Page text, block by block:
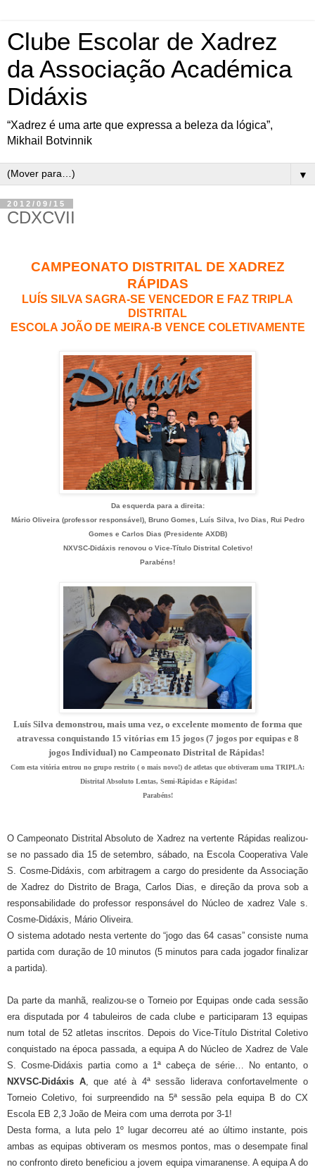
Clube Escolar de Xadrez
da Associação Académica
Didáxis
“Xadrez é uma arte que expressa a beleza da lógica”,
Mikhail Botvinnik
▼
2012/09/15
CDXCVII
CAMPEONATO DISTRITAL DE XADREZ
RÁPIDAS
LUÍS SILVA SAGRA-SE VENCEDOR E FAZ TRIPLA
DISTRITAL
ESCOLA JOÃO DE MEIRA-B VENCE COLETIVAMENTE
Da esquerda para a direita:
Mário Oliveira (professor responsável), Bruno Gomes, Luís Silva, Ivo Dias, Rui Pedro
Gomes e Carlos Dias (Presidente AXDB)
NXVSC-Didáxis renovou o Vice-Título Distrital Coletivo!
Parabéns!
Luís Silva demonstrou, mais uma vez, o excelente momento de forma que
atravessa conquistando 15 vitórias em 15 jogos (7 jogos por equipas e 8
jogos Individual) no Campeonato Distrital de Rápidas!
Com esta vitória entrou no grupo restrito ( o mais novo!) de atletas que obtiveram uma TRIPLA:
Distrital Absoluto Lentas, Semi-Rápidas e Rápidas!
Parabéns!
O Campeonato Distrital Absoluto de Xadrez na vertente Rápidas realizou-
se no passado dia 15 de setembro, sábado, na Escola Cooperativa Vale
S. Cosme-Didáxis, com arbitragem a cargo do presidente da Associação
de Xadrez do Distrito de Braga, Carlos Dias, e direção da prova sob a
responsabilidade do professor responsável do Núcleo de xadrez Vale s.
Cosme-Didáxis, Mário Oliveira.
O sistema adotado nesta vertente do “jogo das 64 casas” consiste numa
partida com duração de 10 minutos (5 minutos para cada jogador finalizar
a partida).
Da parte da manhã, realizou-se o Torneio por Equipas onde cada sessão
era disputada por 4 tabuleiros de cada clube e participaram 13 equipas
num total de 52 atletas inscritos. Depois do Vice-Título Distrital Coletivo
conquistado na época passada, a equipa A do Núcleo de Xadrez de Vale
S. Cosme-Didáxis partia como a 1ª cabeça de série… No entanto, o
NXVSC-Didáxis A, que até à 4ª sessão liderava confortavelmente o
Torneio Coletivo, foi surpreendido na 5ª sessão pela equipa B do CX
Escola EB 2,3 João de Meira com uma derrota por 3-1!
Desta forma, a luta pelo 1º lugar decorreu até ao último instante, pois
ambas as equipas obtiveram os mesmos pontos, mas o desempate final
no confronto direto beneficiou a jovem equipa vimaranense. A equipa A do